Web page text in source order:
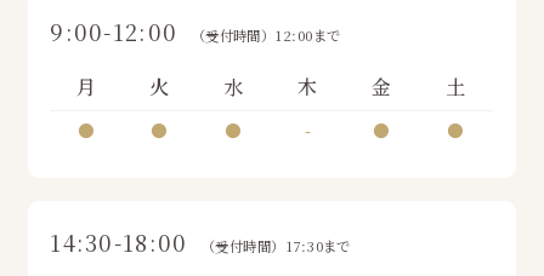
9:00-12:00 （受付時間）12:00まで
月 火 水 木 金 土
● ● ● - ● ●
14:30-18:00 （受付時間）17:30まで